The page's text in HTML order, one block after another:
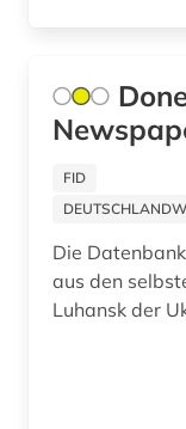
kärnten (1)
FID
Die
aus den
Luhansk der